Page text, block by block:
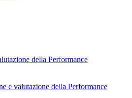
della Performance
e valutazione della Performance